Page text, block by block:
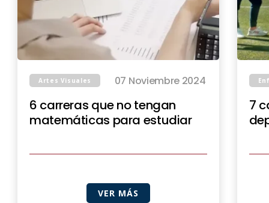
Artes Visuales 07 Noviembre 2024
6 carreras que no tengan
matemáticas para estudiar
VER MÁS
7